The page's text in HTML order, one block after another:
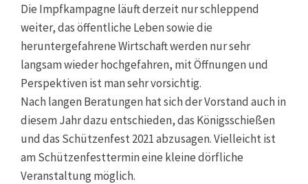
Die Impfkampagne läuft derzeit nur schleppend
weiter, das öffentliche Leben sowie die
heruntergefahrene Wirtschaft werden nur sehr
langsam wieder hochgefahren, mit Öffnungen und
Perspektiven ist man sehr vorsichtig.
Nach langen Beratungen hat sich der Vorstand auch in
diesem Jahr dazu entschieden, das Königsschießen
und das Schützenfest2021 abzusagen. Vielleicht ist
am Schützenfesttermin eine kleine dörfliche
Veranstaltung möglich.